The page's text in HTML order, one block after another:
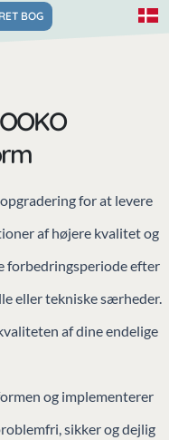
BOG
for at levere
af højere kvalitet og
forbedringsperiode efter
eller tekniske særheder.
af ​​dine endelige
og implementerer
sikker og dejlig